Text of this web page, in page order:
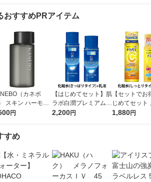
おすすめPRアイテム
（カネボ
ナ
ー 180ml
円
【はじめてセット】肌
ラボ白潤プレミアム薬
用浸透美白化粧水＋乳
2,200円
【セットでお
じめてセット
C薬用しみ対
1,880円
すめ